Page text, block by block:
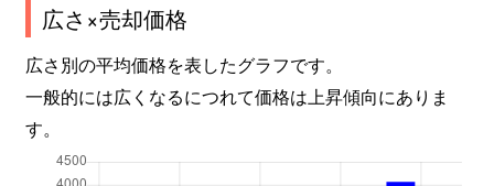
広さ×売却価格
広さ別の平均価格を表したグラフです。
一般的には広くなるにつれて価格は上昇傾向にありま
す。